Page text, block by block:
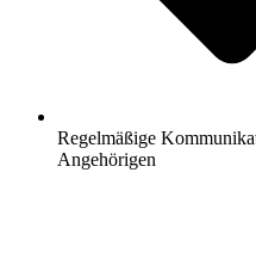
Regelmäßige
Angehörigen